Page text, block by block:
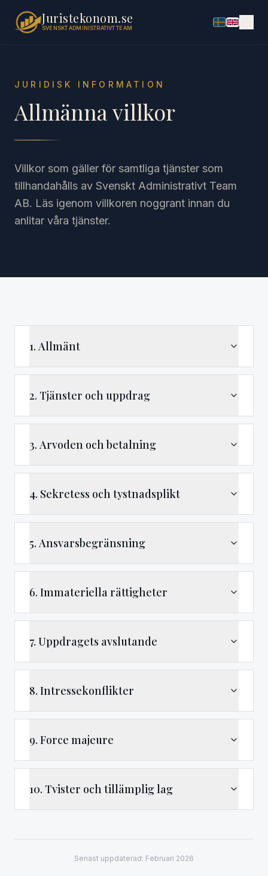
Juristekonom.se
SVENSKT ADMINISTRATIVT TEAM
JURIDISK INFORMATION
Allmänna villkor
Villkor som gäller för samtliga tjänster som
tillhandahålls av Svenskt Administrativt Team
AB. Läs igenom villkoren noggrant innan du
anlitar våra tjänster.
1. Allmänt
2. Tjänster och uppdrag
3. Arvoden och betalning
4. Sekretess och tystnadsplikt
5. Ansvarsbegränsning
6. Immateriella rättigheter
7. Uppdragets avslutande
8. Intressekonflikter
9. Force majeure
10. Tvister och tillämplig lag
Senast uppdaterad: Februari 2026